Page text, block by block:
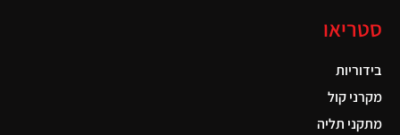
סטריאו
בידוריות
מקרני קול
מתקני תליה